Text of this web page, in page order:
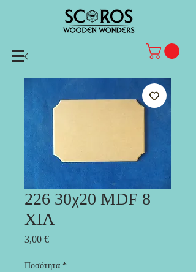
226 30χ20 MDF 8
ΧΙΛ
3,00 €Τιμή
Ποσότητα *